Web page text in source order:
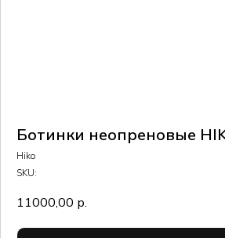
Ботинки неопреновые
Hiko
SKU:
11000,00 р.